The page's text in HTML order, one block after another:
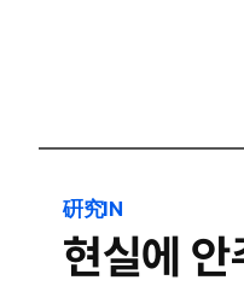
硏究IN
현실에